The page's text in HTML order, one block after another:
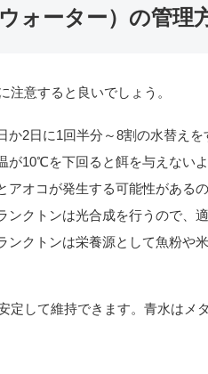
ォーター）の管理
注意すると良いでしょう。
か2日に1回半分～8割の水替えを
が10℃を下回ると餌を与えないよ
アオコが発生する可能性がある
ンクトンは光合成を行うので、
ンクトンは栄養源として魚粉や
定して維持できます。青水は